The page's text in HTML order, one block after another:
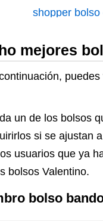
shopper bolso
Shopping Bag
mejores
un de los bolsos
si se ajustan
usuarios que ya
bolsos Valentino.
bolso